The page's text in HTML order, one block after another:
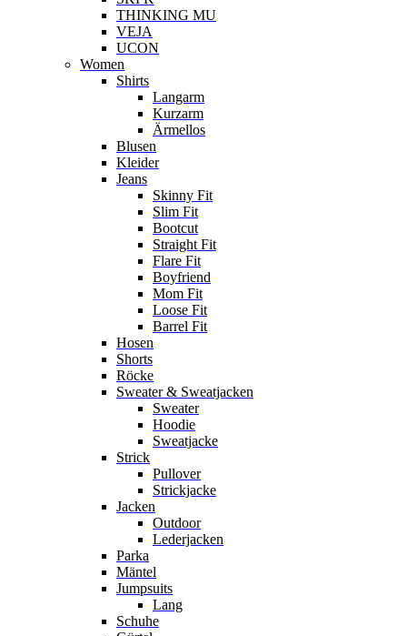
THINKING MU
VEJA
UCON
Women
Shirts
Langarm
Kurzarm
Ärmellos
Blusen
Kleider
Jeans
Skinny Fit
Slim Fit
Bootcut
Straight Fit
Flare Fit
Boyfriend
Mom Fit
Loose Fit
Barrel Fit
Hosen
Shorts
Röcke
Sweater & Sweatjacken
Sweater
Hoodie
Sweatjacke
Strick
Pullover
Strickjacke
Jacken
Outdoor
Lederjacken
Parka
Mäntel
Jumpsuits
Lang
Schuhe